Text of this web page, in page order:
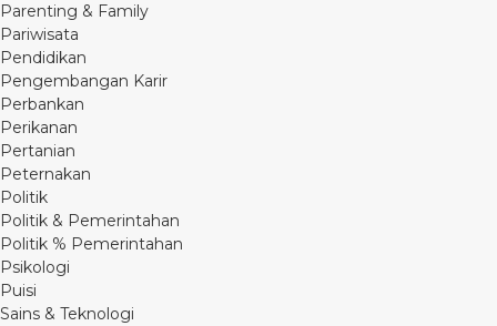
Parenting & Family
Pariwisata
Pendidikan
Pengembangan Karir
Perbankan
Perikanan
Pertanian
Peternakan
Politik
Politik & Pemerintahan
Politik % Pemerintahan
Psikologi
Puisi
Sains & Teknologi